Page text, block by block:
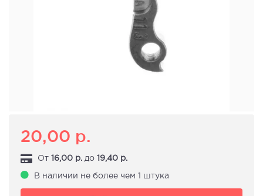
20,00 р.
От 16,00 р. до 19,40 р.
В наличии не более чем 1 штука